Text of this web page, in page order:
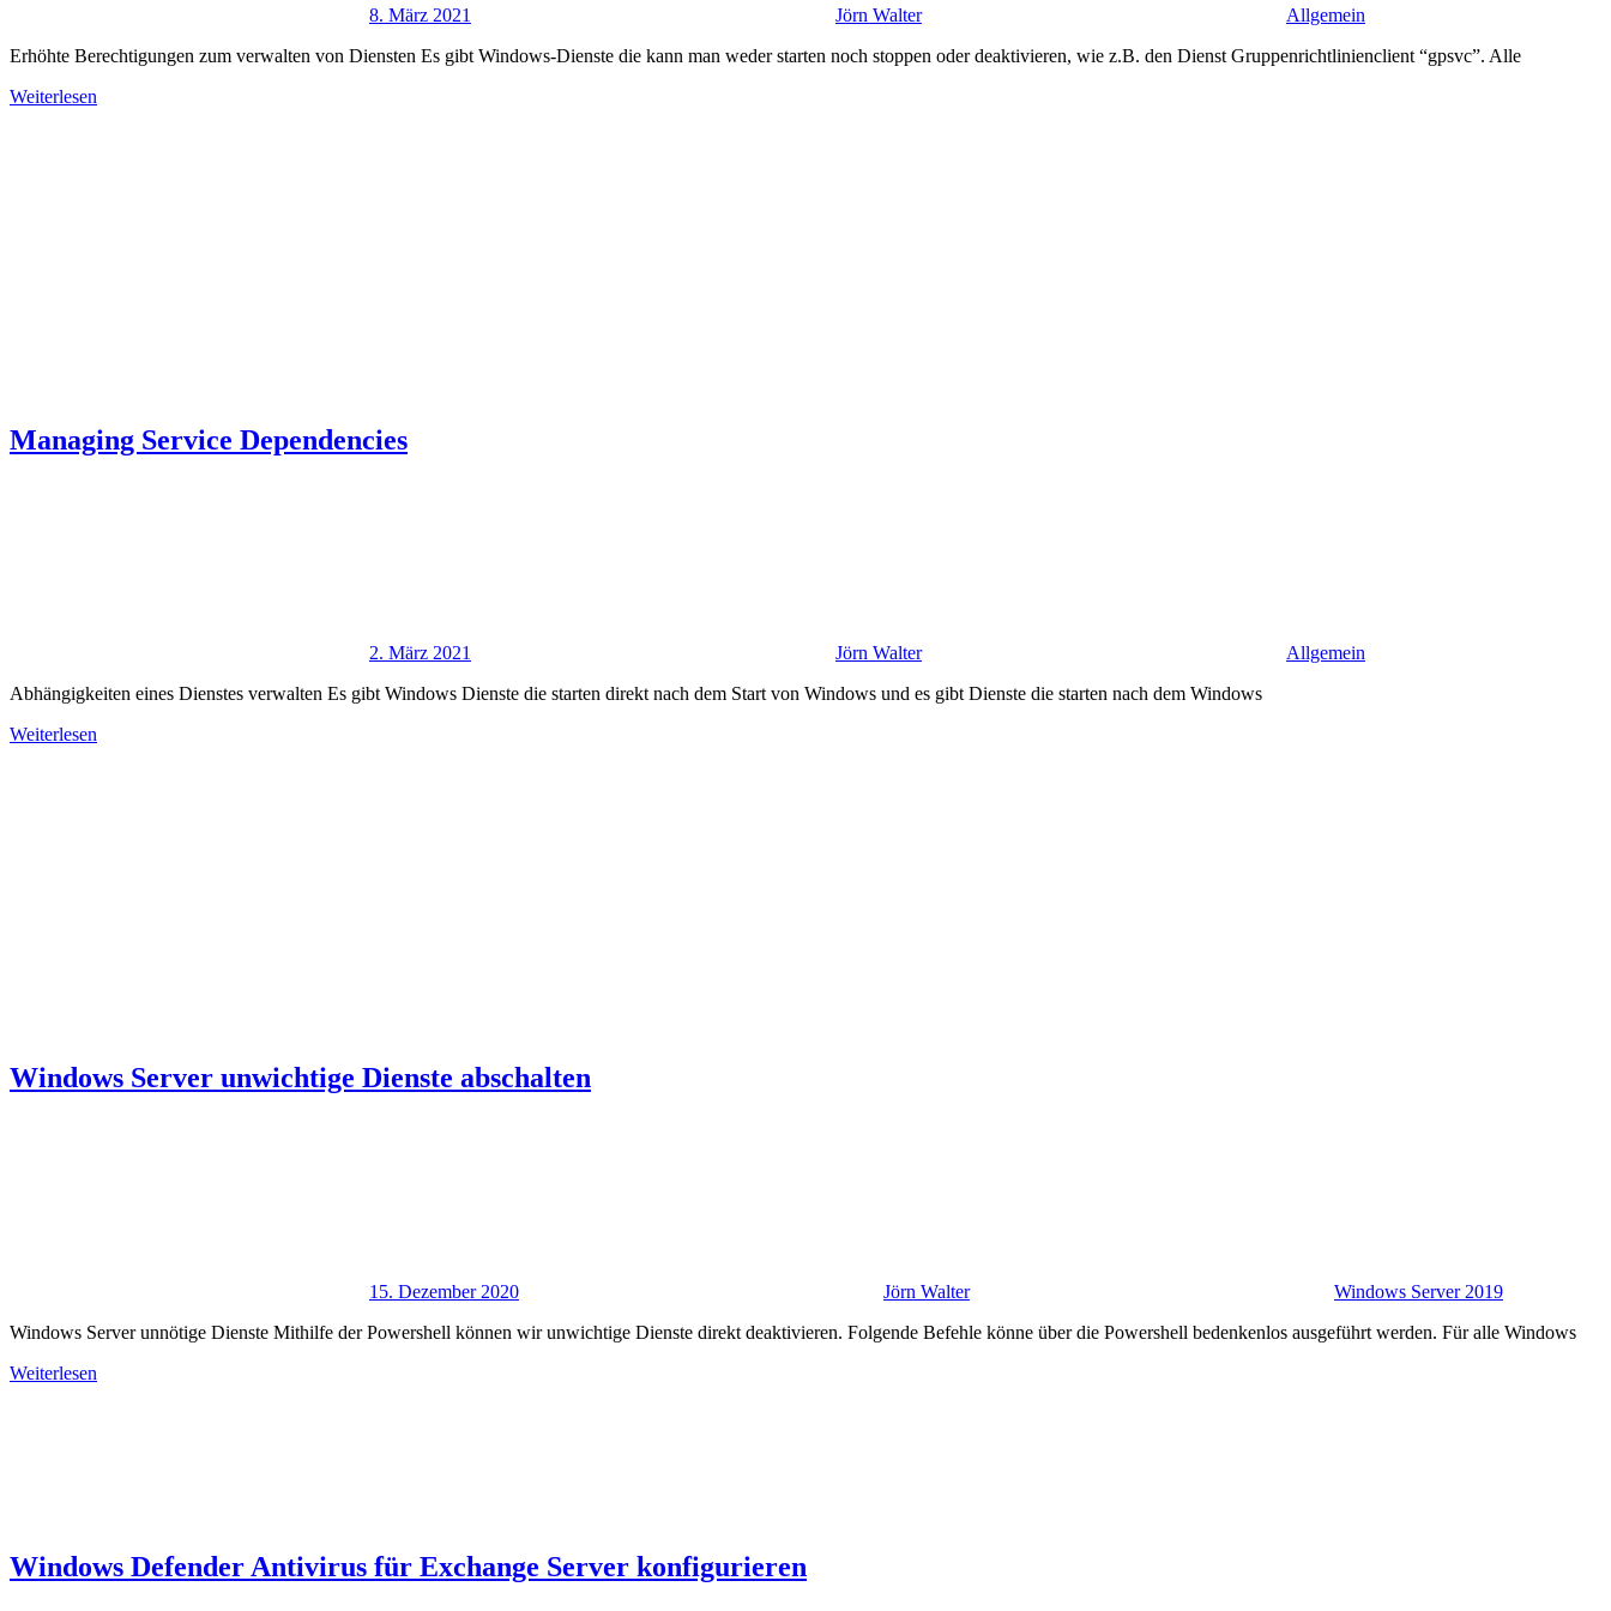
8. März 2021 Jörn Walter
Allgemein
Erhöhte Berechtigungen zum verwalten von Diensten Es gibt Windows-Dienste die kann man weder starten noch stoppen oder deaktivieren, wie z.B. den Dienst Gruppenrichtlinienclient “gpsvc”. Alle
Weiterlesen
Managing Service Dependencies
2. März 2021 Jörn Walter
Allgemein
Abhängigkeiten eines Dienstes verwalten Es gibt Windows Dienste die starten direkt nach dem Start von Windows und es gibt Dienste die starten nach dem Windows
Weiterlesen
Windows Server unwichtige Dienste abschalten
15. Dezember 2020 Jörn Walter
Windows Server 2019
Windows Server unnötige Dienste Mithilfe der Powershell können wir unwichtige Dienste direkt deaktivieren. Folgende Befehle könne über die Powershell bedenkenlos ausgeführt werden. Für alle Windows
Weiterlesen
Windows Defender Antivirus für Exchange Server konfigurieren